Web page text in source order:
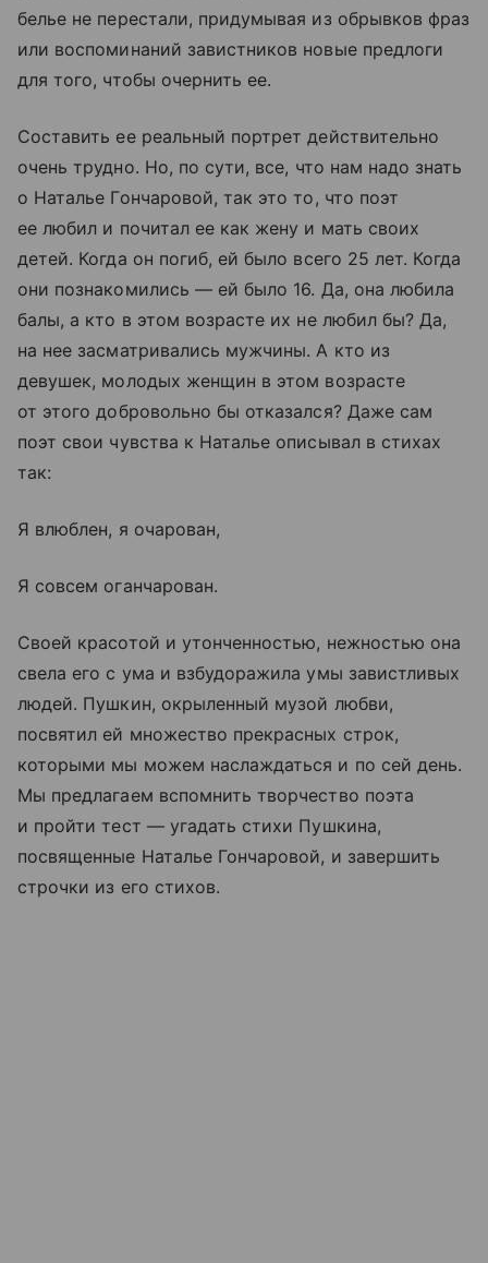
белье не перестали, придумывая из обрывков фраз
или воспоминаний завистников новые предлоги
для того, чтобы очернить ее.
Составить ее реальный портрет действительно
очень трудно. Но, по сути, все, что нам надо знать
о Наталье Гончаровой, так это то, что поэт
ее любил и почитал ее как жену и мать своих
детей. Когда он погиб, ей было всего 25 лет. Когда
они познакомились — ей было 16. Да, она любила
балы, а кто в этом возрасте их не любил бы? Да,
на нее засматривались мужчины. А кто из
девушек, молодых женщин в этом возрасте
от этого добровольно бы отказался? Даже сам
поэт свои чувства к Наталье описывал в стихах
так:
Я влюблен, я очарован,
Я совсем оганчарован.
Своей красотой и утонченностью, нежностью она
свела его с ума и взбудоражила умы завистливых
людей. Пушкин, окрыленный музой любви,
посвятил ей множество прекрасных строк,
которыми мы можем наслаждаться и по сей день.
Мы предлагаем вспомнить творчество поэта
и пройти тест — угадать стихи Пушкина,
посвященные Наталье Гончаровой, и завершить
строчки из его стихов.